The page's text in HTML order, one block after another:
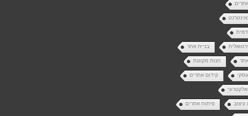
בניית אתר
חנות מקוונת
קידום אתרים
עיצוב פיתוח אתרים